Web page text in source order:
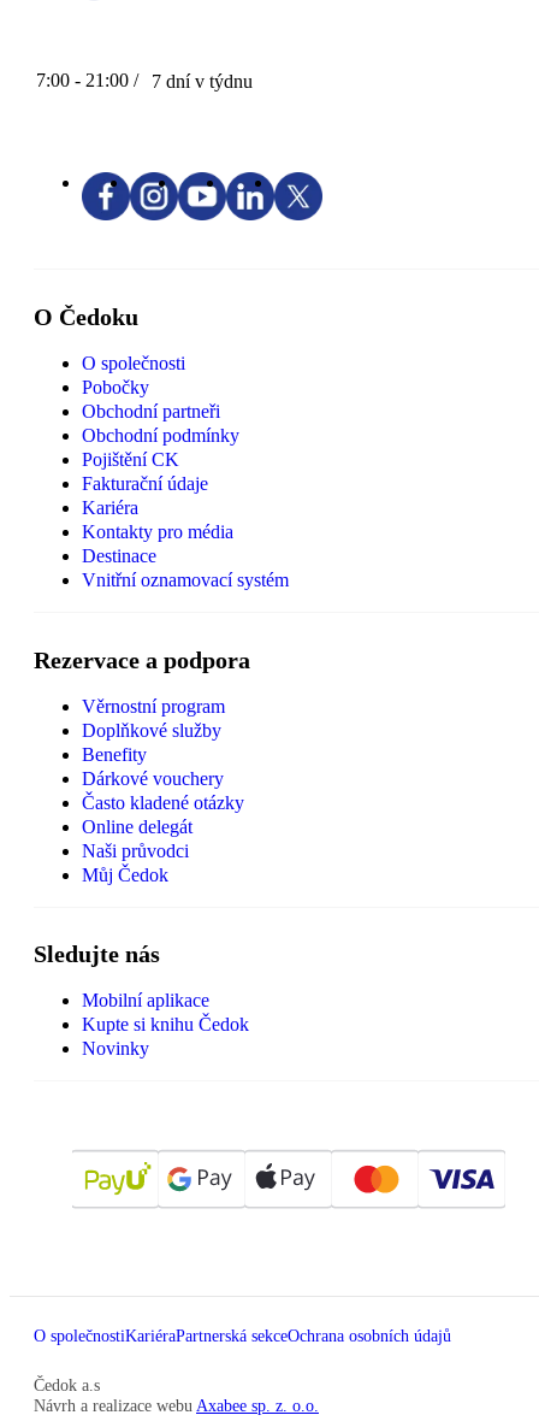
7:00 - 21:00 / 7 dní v týdnu
O Čedoku
O společnosti
Pobočky
Obchodní partneři
Obchodní podmínky
Pojištění CK
Fakturační údaje
Kariéra
Kontakty pro média
Destinace
Vnitřní oznamovací systém
Rezervace a podpora
Věrnostní program
Doplňkové služby
Benefity
Dárkové vouchery
Často kladené otázky
Online delegát
Naši průvodci
Můj Čedok
Sledujte nás
Mobilní aplikace
Kupte si knihu Čedok
Novinky
O společnostiKariéraPartnerská sekceOchrana osobních údajů
Čedok a.s
Návrh a realizace webu Axabee sp. z. o.o.